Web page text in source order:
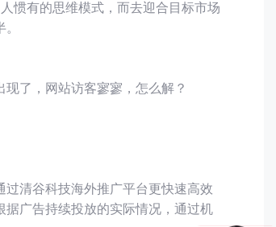
惯有的思维模式，而去迎合目标市场
了，网站访客寥寥，怎么解？
清谷科技海外推广平台更快速高效
广告持续投放的实际情况，通过机